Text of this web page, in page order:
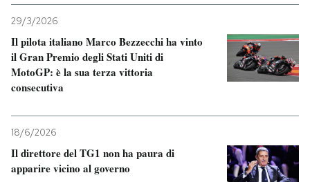
29/3/2026
Il pilota italiano Marco Bezzecchi ha vinto
il Gran Premio degli Stati Uniti di
MotoGP: è la sua terza vittoria
consecutiva
18/6/2026
Il direttore del TG1 non ha paura di
apparire vicino al governo